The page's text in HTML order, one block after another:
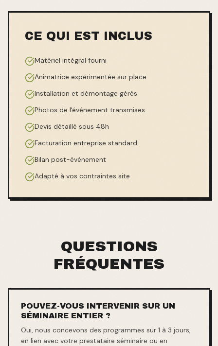
CE QUI EST INCLUS
Matériel intégral fourni
Animatrice expérimentée sur place
Installation et démontage gérés
Photos de l'événement transmises
Devis détaillé sous 48h
Facturation entreprise standard
Bilan post-événement
Adapté à vos contraintes site
QUESTIONS
FRÉQUENTES
POUVEZ-VOUS INTERVENIR SUR UN
SÉMINAIRE ENTIER ?
Oui, nous concevons des programmes sur 1 à 3 jours,
en lien avec votre prestataire séminaire ou en